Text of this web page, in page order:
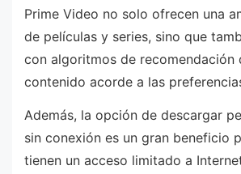
Prime Video no solo ofrecen una
de películas y series, sino que
con algoritmos de recomendación
contenido acorde a las
Además, la opción de descargar
sin conexión es un gran beneficio
tienen un acceso limitado a